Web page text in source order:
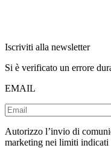
Iscriviti alla newsletter
Si è verificato un errore
EMAIL
Autorizzo l’invio di
marketing nei limiti indicati